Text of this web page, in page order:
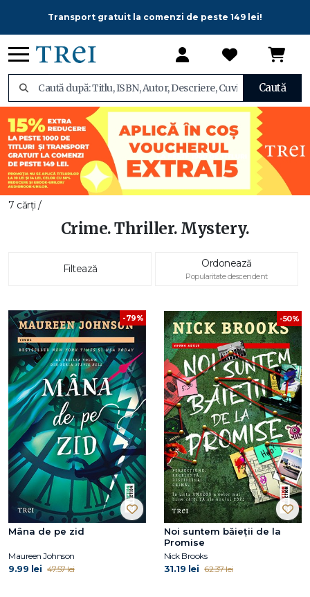
Transport gratuit la comenzi de peste 149 lei!
Caută
7 cărți /
Crime. Thriller. Mystery.
Filtează Ordonează
Popularitate descendent
-79%
Mâna de pe zid
Maureen Johnson
9.99 lei 47.57 lei
-50%
Noi suntem băieții de la
Promise
Nick Brooks
31.19 lei 62.37 lei